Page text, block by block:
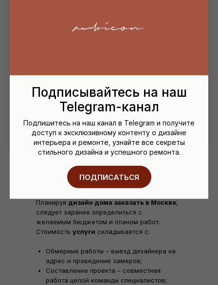
• Координация участников
• Отчётность и управление финансами
Заказать
Планируя дизайн дома заказать в Москве,
следует заранее определиться с
желаемым бюджетом и планом работ.
Стоимость услуги складывается с:
Обмерные работы – выезд дизайнера на
адрес и проведение замеров;
Составление проекта – совместная
работа целой команды специалистов;
Подписывайтесь на наш
Telegram-канал
Подпишитесь на наш канал в Telegram и получите
доступ к эксклюзивному контенту о дизайне
интерьера и ремонте, узнайте все секреты
стильного дизайна и успешного ремонта.
ПОДПИСАТЬСЯ